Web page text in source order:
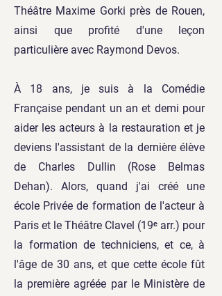
Théâtre Maxime Gorki près de Rouen,
ainsi que profité d'une leçon
particulière avec Raymond Devos.
À 18 ans, je suis à la Comédie
Française pendant un an et demi pour
aider les acteurs à la restauration et je
deviens l'assistant de la dernière élève
de Charles Dullin (Rose Belmas
Dehan). Alors, quand j'ai créé une
école Privée de formation de l'acteur à
Paris et le Théâtre Clavel (19ᵉ arr.) pour
la formation de techniciens, et ce, à
l'âge de 30 ans, et que cette école fût
la première agréée par le Ministère de